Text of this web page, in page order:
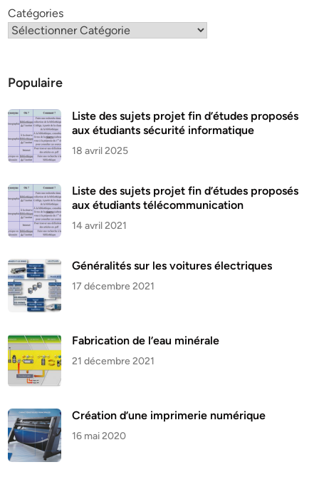
Catégories
Populaire
Liste des sujets projet fin d’études proposés
aux étudiants sécurité informatique
18 avril 2025
Liste des sujets projet fin d’études proposés
aux étudiants télécommunication
14 avril 2021
Généralités sur les voitures électriques
17 décembre 2021
Fabrication de l’eau minérale
21 décembre 2021
Création d’une imprimerie numérique
16 mai 2020